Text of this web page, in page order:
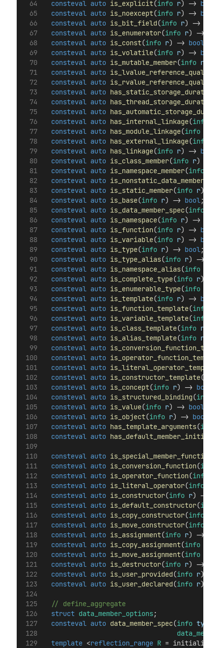
consteval auto is_explicit(info r) -> bool
consteval auto is_noexcept(info r) -> bool
consteval auto is_bit_field(info r) ->
consteval auto is_enumerator(info r) ->
consteval auto is_const(info r) -> bool
consteval auto is_volatile(info r) -> bool
consteval auto is_mutable_member(info r
consteval auto
consteval auto
consteval auto has_static_storage_duration
consteval auto has_thread_storage_duration
consteval auto
consteval auto has_internal_linkage(info
consteval auto has_module_linkage(info
consteval auto has_external_linkage(info
consteval auto has_linkage(info r) -> bool
consteval auto is_class_member(info r) ->
consteval auto is_namespace_member(info
consteval auto is_nonstatic_data_member
consteval auto is_static_member(info r) ->
consteval auto is_base(info r) -> bool;
consteval auto is_data_member_spec(info
consteval auto is_namespace(info r) ->
consteval auto is_function(info r) -> bool
consteval auto is_variable(info r) -> bool
consteval auto is_type(info r) -> bool;
consteval auto is_type_alias(info r) ->
consteval auto is_namespace_alias(info
consteval auto is_complete_type(info r) ->
consteval auto is_enumerable_type(info
consteval auto is_template(info r) -> bool
consteval auto is_function_template(info
consteval auto is_variable_template(info
consteval auto is_class_template(info r
consteval auto is_alias_template(info r
consteval auto
consteval auto
consteval auto is_literal_operator_template
consteval auto is_constructor_template(
consteval auto is_concept(info r) -> bool
consteval auto is_structured_binding(info
consteval auto is_value(info r) -> bool
consteval auto is_object(info r) -> bool
consteval auto has_template_arguments(info
consteval auto
consteval auto is_special_member_function
consteval auto is_conversion_function(info
consteval auto is_operator_function(info
consteval auto is_literal_operator(info
consteval auto is_constructor(info r) ->
consteval auto is_default_constructor(info
consteval auto is_copy_constructor(info
consteval auto is_move_constructor(info
consteval auto is_assignment(info r) ->
consteval auto is_copy_assignment(info
consteval auto is_move_assignment(info
consteval auto is_destructor(info r) ->
consteval auto is_user_provided(info r) ->
consteval auto is_user_declared(info r) ->
  // define_aggregate
struct data_member_options;
consteval auto data_member_spec(info
template <reflection_range R =